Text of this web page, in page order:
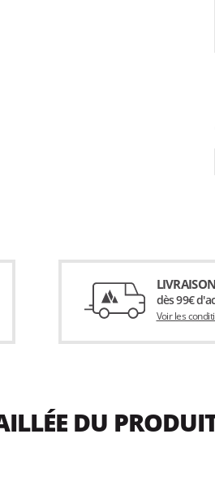
dès 99€
Voir les
DU